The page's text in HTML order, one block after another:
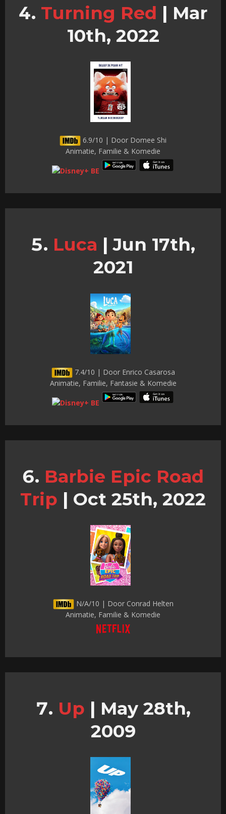
Turning Red | Mar
10th, 2022
6.9/10 | Door Domee Shi
Animatie, Familie & Komedie
Luca | Jun 17th,
2021
7.4/10 | Door Enrico Casarosa
Animatie, Familie, Fantasie & Komedie
Barbie Epic Road
Trip | Oct 25th, 2022
N/A/10 | Door Conrad Helten
Animatie, Familie & Komedie
Up | May 28th,
2009